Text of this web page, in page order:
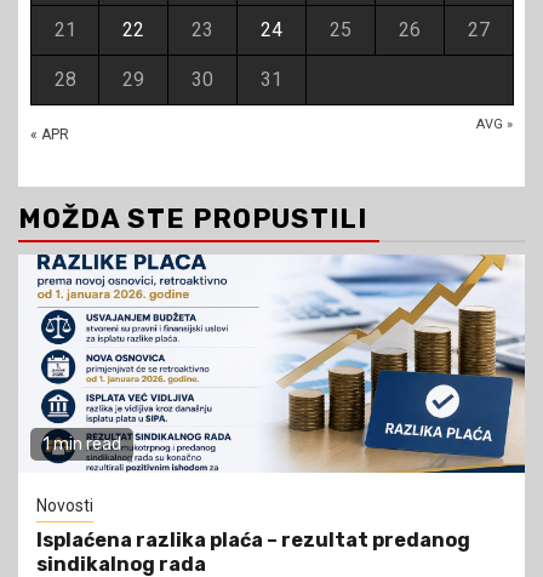
« APR
AVG »
21 22 23 24 25 26 27
28 29 30 31
MOŽDA STE PROPUSTILI
1 min read
Novosti
Isplaćena razlika plaća – rezultat predanog
sindikalnog rada